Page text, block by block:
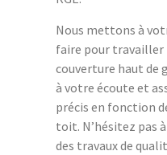
Nous mettons à
faire pour travailler
couverture haut de
à votre écoute et
précis en fonction
toit. N’hésitez pas
des travaux de